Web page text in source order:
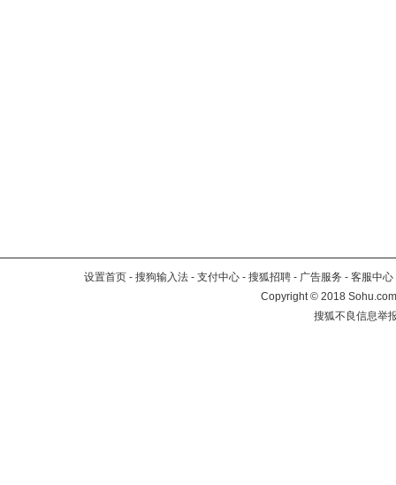
设置首页 - 搜狗输入法 - 支付中心 - 搜狐招聘 - 广告服务 - 客服中心
Copyright©2018
搜狐不良信息举